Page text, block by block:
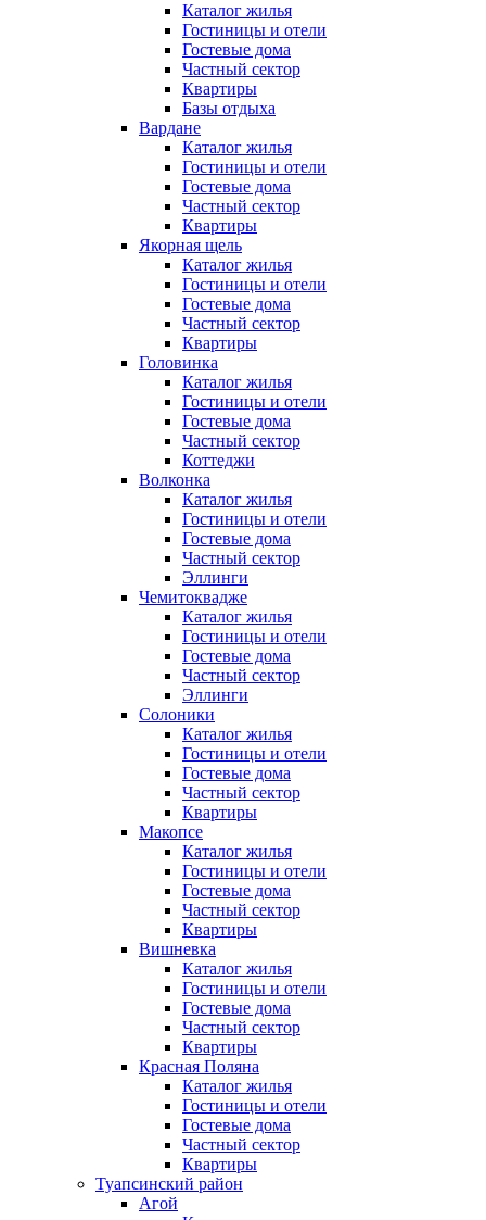
Каталог жилья
Гостиницы и отели
Гостевые дома
Частный сектор
Квартиры
Базы отдыха
Вардане
Каталог жилья
Гостиницы и отели
Гостевые дома
Частный сектор
Квартиры
Якорная щель
Каталог жилья
Гостиницы и отели
Гостевые дома
Частный сектор
Квартиры
Головинка
Каталог жилья
Гостиницы и отели
Гостевые дома
Частный сектор
Коттеджи
Волконка
Каталог жилья
Гостиницы и отели
Гостевые дома
Частный сектор
Эллинги
Чемитоквадже
Каталог жилья
Гостиницы и отели
Гостевые дома
Частный сектор
Эллинги
Солоники
Каталог жилья
Гостиницы и отели
Гостевые дома
Частный сектор
Квартиры
Макопсе
Каталог жилья
Гостиницы и отели
Гостевые дома
Частный сектор
Квартиры
Вишневка
Каталог жилья
Гостиницы и отели
Гостевые дома
Частный сектор
Квартиры
Красная Поляна
Каталог жилья
Гостиницы и отели
Гостевые дома
Частный сектор
Квартиры
Туапсинский район
Агой